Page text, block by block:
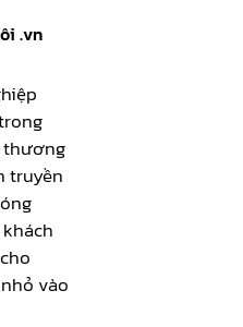
.vn
thương
truyền
vào